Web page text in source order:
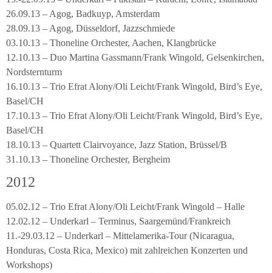
26.09.13 – Agog, Badkuyp, Amsterdam
28.09.13 – Agog, Düsseldorf, Jazzschmiede
03.10.13 – Thoneline Orchester, Aachen, Klangbrücke
12.10.13 – Duo Martina Gassmann/Frank Wingold, Gelsenkirchen,
Nordsternturm
16.10.13 – Trio Efrat Alony/Oli Leicht/Frank Wingold, Bird’s Eye,
Basel/CH
17.10.13 – Trio Efrat Alony/Oli Leicht/Frank Wingold, Bird’s Eye,
Basel/CH
18.10.13 – Quartett Clairvoyance, Jazz Station, Brüssel/B
31.10.13 – Thoneline Orchester, Bergheim
2012
05.02.12 – Trio Efrat Alony/Oli Leicht/Frank Wingold – Halle
12.02.12 – Underkarl – Terminus, Saargemünd/Frankreich
11.-29.03.12 – Underkarl – Mittelamerika-Tour (Nicaragua,
Honduras, Costa Rica, Mexico) mit zahlreichen Konzerten und
Workshops)